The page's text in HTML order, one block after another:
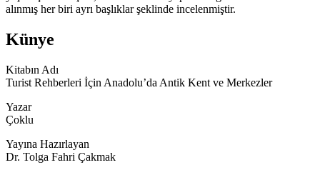
alınmış her biri ayrı başlıklar şeklinde incelenmiştir.
Künye
Kitabın Adı
Turist Rehberleri İçin Anadolu’da Antik Kent ve Merkezler
Yazar
Çoklu
Yayına Hazırlayan
Dr. Tolga Fahri Çakmak